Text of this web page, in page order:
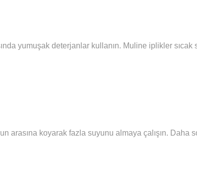
yumuşak deterjanlar kullanın. Muline iplikler
arasına koyarak fazla suyunu almaya çalışın. Daha